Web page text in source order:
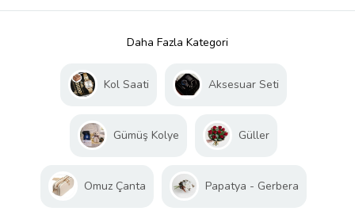
Daha Fazla Kategori
Kol Saati Aksesuar Seti
Gümüş Kolye Güller
Omuz Çanta Papatya - Gerbera